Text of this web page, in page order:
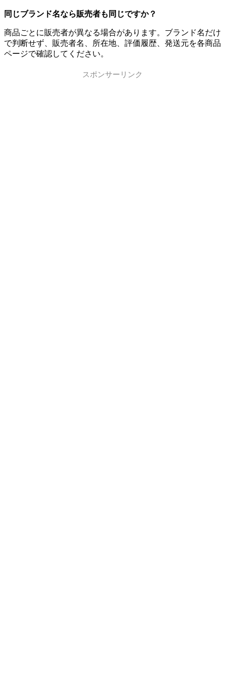
同じブランド名なら販売者も同じですか？
商品ごとに販売者が異なる場合があります。ブランド名だけ
で判断せず、販売者名、所在地、評価履歴、発送元を各商品
ページで確認してください。
スポンサーリンク